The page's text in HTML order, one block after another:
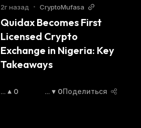
В
Ш
А
Ю
Щ
И
Я
И
А
Ю
Щ
И
Й
:
2г назад • CryptoMufasa
Quidax Becomes First
Licensed Crypto
Exchange in Nigeria: Key
Takeaways
П
0
С
0Поделиться